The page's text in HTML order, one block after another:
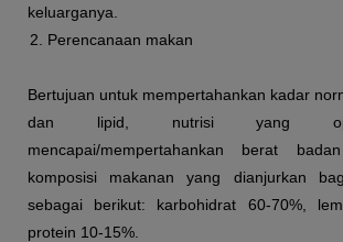
keluarganya.
Perencanaan makan
Bertujuan untuk mempertahankan kadar
dan lipid, nutrisi yang
mencapai/mempertahankan berat
komposisi makanan yang dianjurkan
sebagai berikut: karbohidrat 60-70%,
protein 10-15%.